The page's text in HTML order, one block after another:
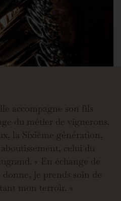
accompagne son fils
du métier de vignerons.
la Sixième génération,
celui du
« En échange de
je prends soin de
mon terroir. »